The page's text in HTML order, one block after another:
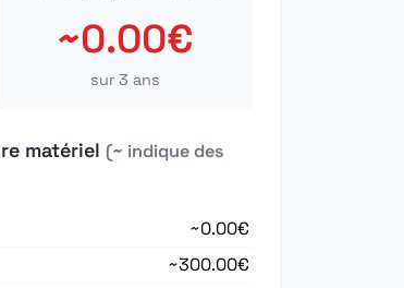
~0.00€
sur 3 ans
matériel (~ indique des
~0.00€
~300.00€